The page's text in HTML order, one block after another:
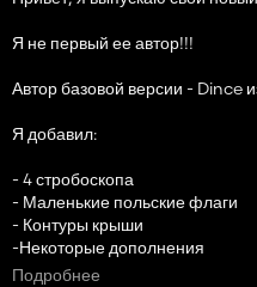
Я не первый ее автор!!!
Автор базовой версии - Dince
Я добавил:
- 4 стробоскопа
- Маленькие польские флаги
- Контуры крыши
-Некоторые дополнения
- Фанфары и их звуки
Подробнее